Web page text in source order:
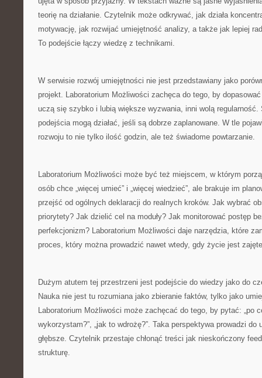
teorię na działanie. Czytelnik może odkrywać, jak działa
motywację, jak rozwijać umiejętność analizy, a także jak lepiej
To podejście łączy wiedzę z technikami.
W serwisie rozwój umiejętności nie jest przedstawiany jako
projekt. Laboratorium Możliwości zachęca do tego, by
uczą się szybko i lubią większe wyzwania, inni wolą regularność.
podejścia mogą działać, jeśli są dobrze zaplanowane. W tle
rozwoju to nie tylko ilość godzin, ale też świadome powtarzanie.
Laboratorium Możliwości może być też miejscem, w którym
osób chce „więcej umieć” i „więcej wiedzieć”, ale brakuje im
przejść od ogólnych deklaracji do realnych kroków. Jak wybrać
priorytety? Jak dzielić cel na moduły? Jak monitorować postęp
perfekcjonizm? Laboratorium Możliwości daje narzędzia, które
proces, który można prowadzić nawet wtedy, gdy życie jest
Dużym atutem tej przestrzeni jest podejście do wiedzy jako do
Nauka nie jest tu rozumiana jako zbieranie faktów, tylko jako
Laboratorium Możliwości może zachęcać do tego, by pytać: „po
wykorzystam?”, „jak to wdrożę?”. Taka perspektywa prowadzi
głębsze. Czytelnik przestaje chłonąć treści jak nieskończony
strukturę.